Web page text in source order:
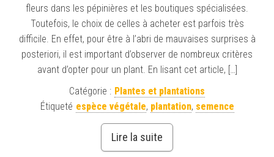
fleurs dans les pépinières et les boutiques spécialisées.
Toutefois, le choix de celles à acheter est parfois très
difficile. En effet, pour être à l’abri de mauvaises surprises à
posteriori, il est important d’observer de nombreux critères
avant d’opter pour un plant. En lisant cet article, […]
Catégorie : Plantes et plantations
Étiqueté espèce végétale, plantation, semence
Lire la suite